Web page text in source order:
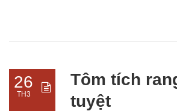
26
TH3
Tôm tích
tuyệt